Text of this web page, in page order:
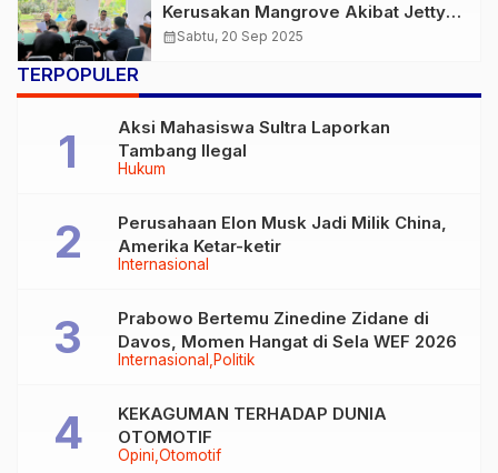
Kerusakan Mangrove Akibat Jetty
PT. DMS
calendar_monthSabtu, 20 Sep 2025
TERPOPULER
Hukum
Aksi Mahasiswa Sultra Laporkan
Tambang Ilegal
Internasional
Perusahaan Elon Musk Jadi Milik China,
Amerika Ketar-ketir
Internasional Politik
Prabowo Bertemu Zinedine Zidane di
Davos, Momen Hangat di Sela WEF 2026
Opini Otomotif
KEKAGUMAN TERHADAP DUNIA
OTOMOTIF